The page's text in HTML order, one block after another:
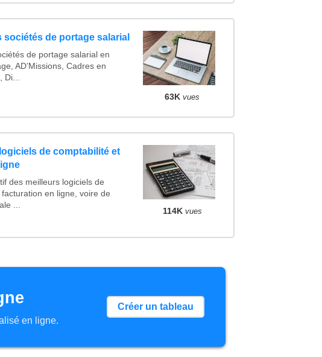
sociétés de portage salarial
de portage salarial en
AD’Missions, Cadres en
Di...
63K vues
de comptabilité et
des meilleurs logiciels de
en ligne, voire de
...
114K vues
en ligne.
Créer un tableau